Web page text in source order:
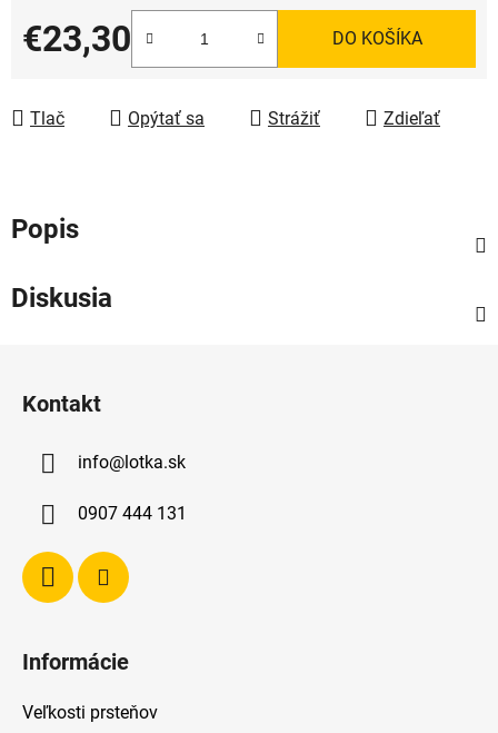
€23,30
Jednotková cena:
DO KOŠÍKA
Tlač Opýtať sa Strážiť Zdieľať
Popis
Diskusia
Kontakt
info@lotka.sk
0907 444 131
Informácie
Veľkosti prsteňov